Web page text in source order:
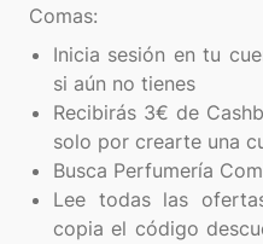
Inicia sesión en tu
si aún no tienes
Recibirás 3€ de
solo por crearte una
Busca Perfumería
Lee todas las
copia el código